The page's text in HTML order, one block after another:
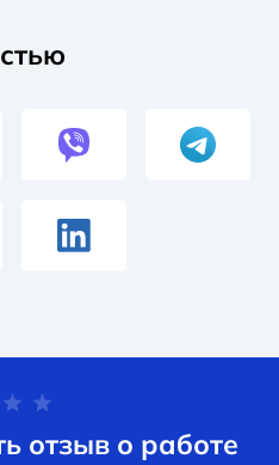
отзыв о работе